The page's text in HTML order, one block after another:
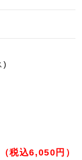
)
税込6,050円）